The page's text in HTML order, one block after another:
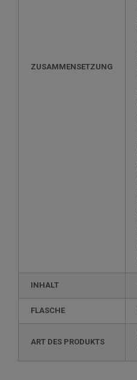
ZUSAMMENSETZUNG
INHALT
FLASCHE
ART DES PRODUKTS